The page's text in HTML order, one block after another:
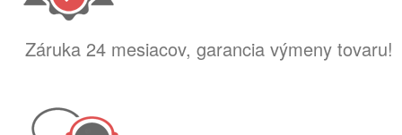
Záruka 24 mesiacov, garancia výmeny tovaru!